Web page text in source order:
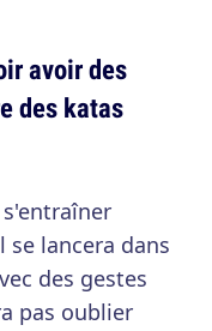
avoir des
des katas
lancera dans
des gestes
pas oublier